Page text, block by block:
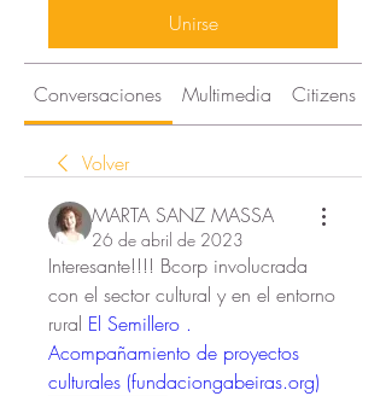
Unirse
Conversaciones Multimedia Citizens
Volver
MARTA SANZ MASSA
26 de abril de 2023
Interesante!!!! Bcorp involucrada
con el sector cultural y en el entorno
rural El Semillero .
Acompañamiento de proyectos
culturales (fundaciongabeiras.org)